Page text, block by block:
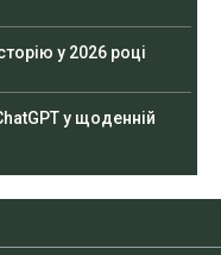
у 2026 році
у щоденній